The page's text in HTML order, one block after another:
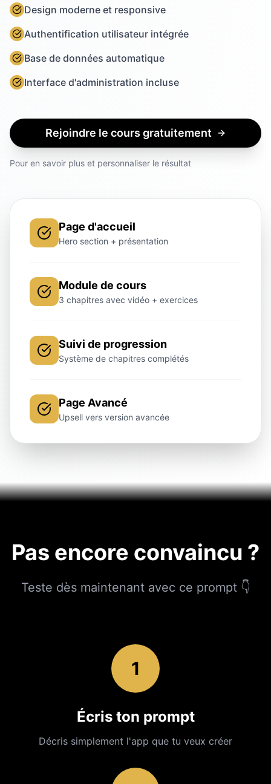
Page d'accueil
Hero section + présentation
Module de cours
3 chapitres avec vidéo + exercices
Suivi de progression
Système de chapitres complétés
Page Avancé
Upsell vers version avancée
Design moderne et responsive
Authentification utilisateur intégrée
Base de données automatique
Interface d'administration incluse
Rejoindre le cours gratuitement
Pour en savoir plus et personnaliser le résultat
Pas encore convaincu ?
Teste dès maintenant avec ce prompt 👇
1
Écris ton prompt
Décris simplement l'app que tu veux créer